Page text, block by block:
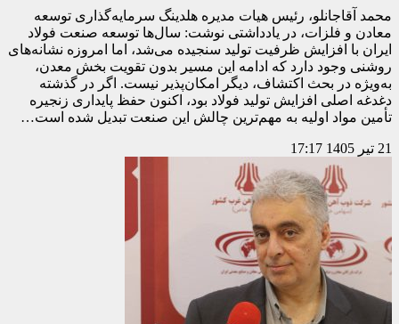
محمد آقاجانلو، رئیس هیات مدیره هلدینگ سرمایه‌گذاری توسعه
معادن و فلزات، در یادداشتی نوشت: سال‌ها توسعه صنعت فولاد
ایران با افزایش ظرفیت تولید سنجیده می‌شد، اما امروزه نشانه‌های
روشنی وجود دارد که ادامه این مسیر بدون تقویت بخش معدن،
به‌ویژه در بحث اکتشاف، دیگر امکان‌پذیر نیست. اگر در گذشته
دغدغه اصلی افزایش تولید فولاد بود، اکنون حفظ پایداری زنجیره
تأمین مواد اولیه به مهم‌ترین چالش این صنعت تبدیل شده است…
21 تیر 1405 17:17